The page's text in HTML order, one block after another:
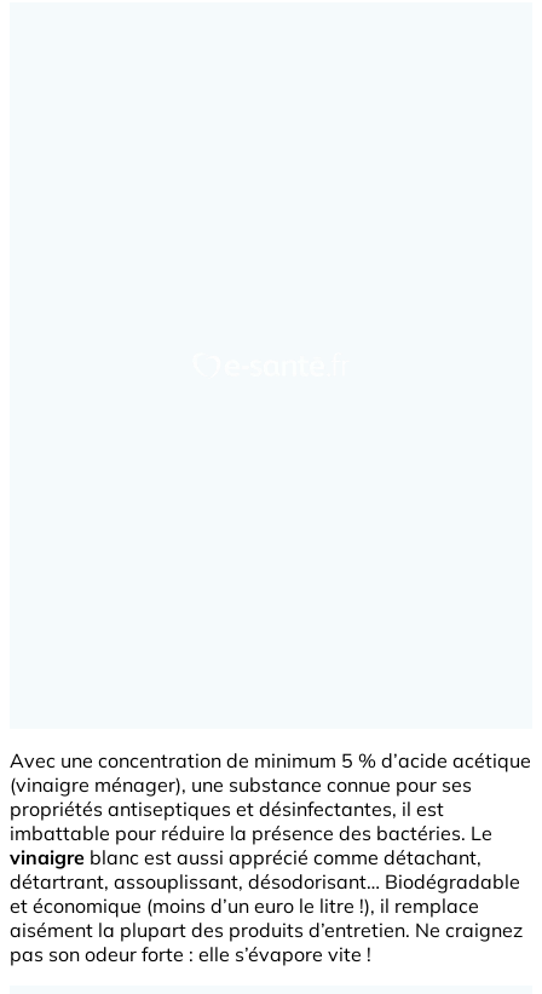
Avec une concentration de minimum 5 % d’acide acétique
(vinaigre ménager), une substance connue pour ses
propriétés antiseptiques et désinfectantes, il est
imbattable pour réduire la présence des bactéries. Le
vinaigre blanc est aussi apprécié comme détachant,
détartrant, assouplissant, désodorisant… Biodégradable
et économique (moins d’un euro le litre !), il remplace
aisément la plupart des produits d’entretien. Ne craignez
pas son odeur forte : elle s’évapore vite !